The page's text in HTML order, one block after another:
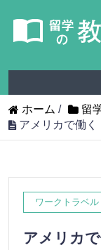
ホーム / 留
アメリカで働く
ワークトラベル
アメリカで